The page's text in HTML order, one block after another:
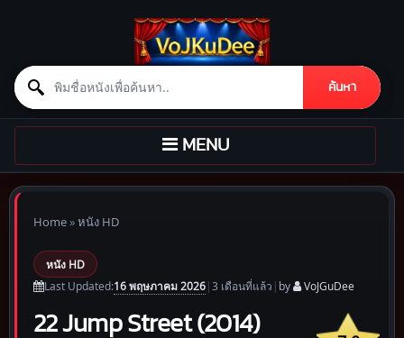
Search for:
ค้นหา
Skip to content
TOGGLE
NAVIGATION
MENU
Home»หนัง HD
หนัง HD
Last Updated:16 พฤษภาคม 2026|3 เดือนที่แล้ว | by VoJGuDee
22 Jump Street (2014)